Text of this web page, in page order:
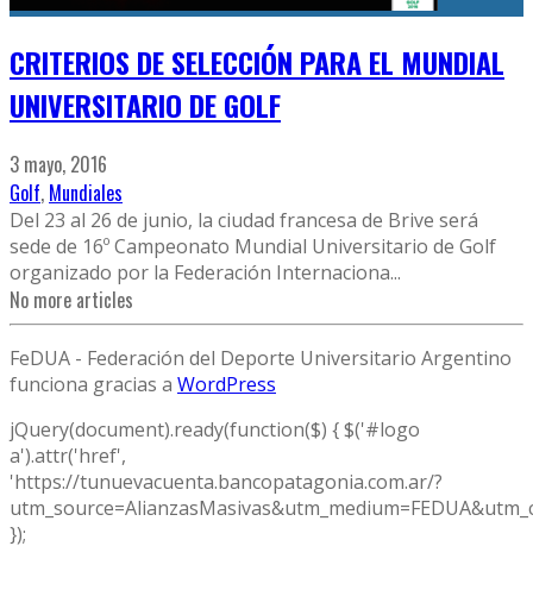
CRITERIOS DE SELECCIÓN PARA EL MUNDIAL
UNIVERSITARIO DE GOLF
3 mayo, 2016
Golf, Mundiales
Del 23 al 26 de junio, la ciudad francesa de Brive será
sede de 16º Campeonato Mundial Universitario de Golf
organizado por la Federación Internaciona...
No more articles
FeDUA - Federación del Deporte Universitario Argentino
funciona gracias a WordPress
jQuery(document).ready(function($) { $('#logo
a').attr('href',
'https://tunuevacuenta.bancopatagonia.com.ar/?
});